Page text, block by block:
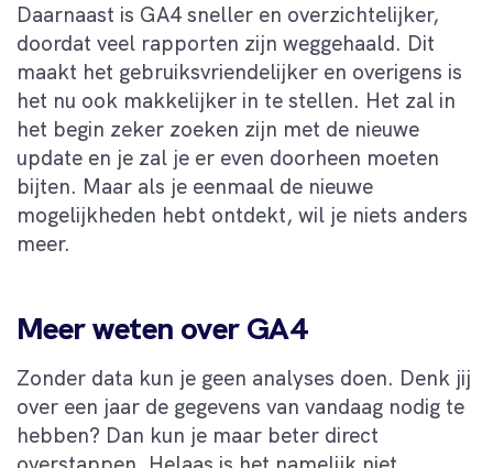
Daarnaast is GA4 sneller en overzichtelijker,
doordat veel rapporten zijn weggehaald. Dit
maakt het gebruiksvriendelijker en overigens is
het nu ook makkelijker in te stellen. Het zal in
het begin zeker zoeken zijn met de nieuwe
update en je zal je er even doorheen moeten
bijten. Maar als je eenmaal de nieuwe
mogelijkheden hebt ontdekt, wil je niets anders
meer.
Meer weten over GA4
Zonder data kun je geen analyses doen. Denk jij
over een jaar de gegevens van vandaag nodig te
hebben? Dan kun je maar beter direct